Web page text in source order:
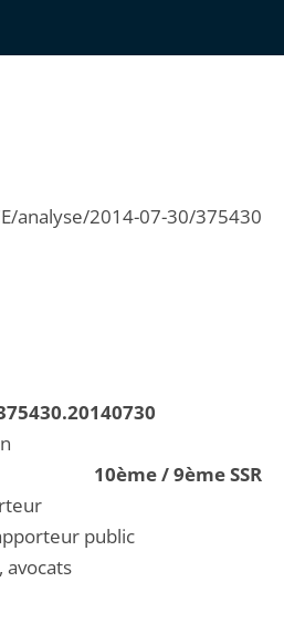
10ème / 9ème SSR
public
avocats
analyse/2014-07-30/375430